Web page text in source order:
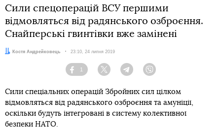
Сили спецоперацій ВСУ першими
відмовляться від радянського озброєння.
Снайперські гвинтівки вже замінені
Автор:Костя Андрейковець Дата:
23:10, 24 липня 2019
Facebook
1
Twitter TelegramViber
Сили спеціальних операцій Збройних сил цілком
відмовляться від радянського озброєння та амуніції,
оскільки будуть інтегровані в систему колективної
безпеки НАТО.